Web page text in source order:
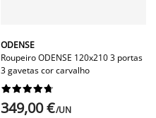
ODENSE
Roupeiro ODENSE 120x210 3 portas
3 gavetas cor carvalho






349,00 €/UN